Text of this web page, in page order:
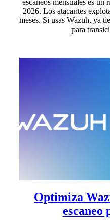
2026. Los atacantes
meses. Si usas Wazuh, ya
para
Optimiza
escaneo